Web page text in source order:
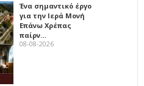
Ένα σημαντικό έργο
για την Ιερά Μονή
Επάνω Χρέπας
παίρν…
08-08-2026